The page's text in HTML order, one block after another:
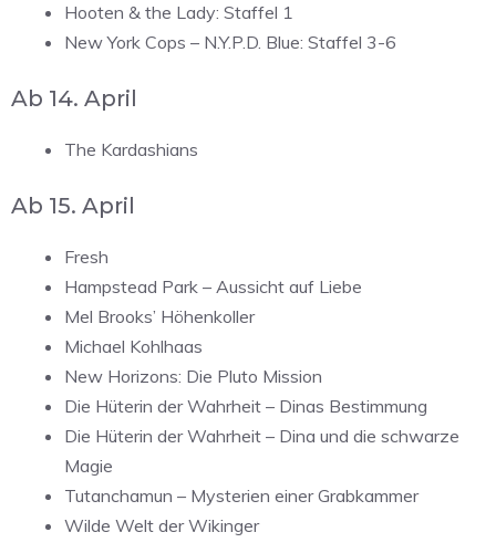
Hooten & the Lady: Staffel 1
New York Cops – N.Y.P.D. Blue: Staffel 3-6
Ab 14. April
The Kardashians
Ab 15. April
Fresh
Hampstead Park – Aussicht auf Liebe
Mel Brooks’ Höhenkoller
Michael Kohlhaas
New Horizons: Die Pluto Mission
Die Hüterin der Wahrheit – Dinas Bestimmung
Die Hüterin der Wahrheit – Dina und die schwarze
Magie
Tutanchamun – Mysterien einer Grabkammer
Wilde Welt der Wikinger